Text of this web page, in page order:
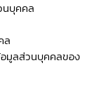
นบุคคล
ล
มูลส่วนบุคคลของ